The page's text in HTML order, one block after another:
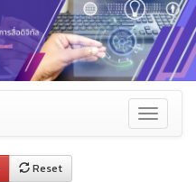
Toggle
Reset